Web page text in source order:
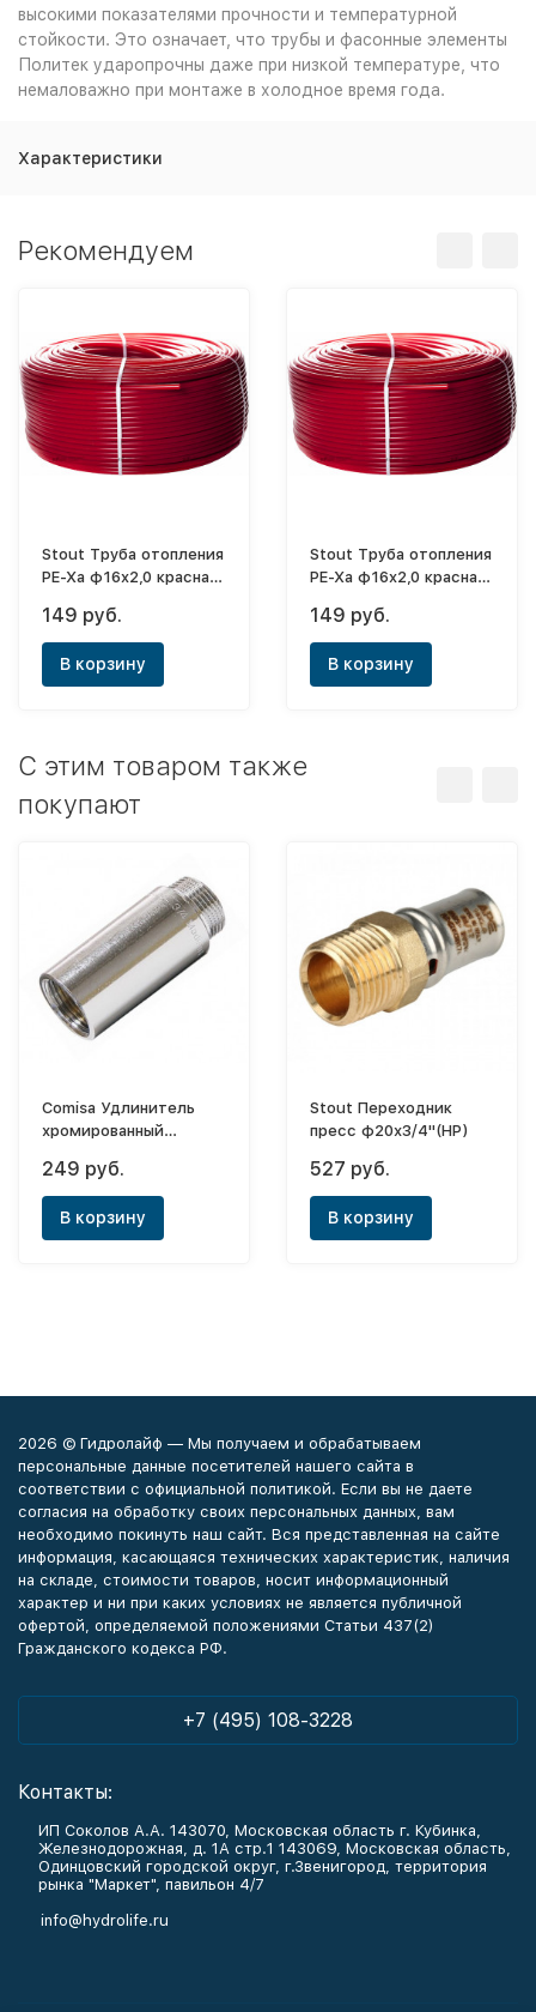
высокими показателями прочности и температурной
стойкости. Это означает, что трубы и фасонные элементы
Политек ударопрочны даже при низкой температуре, что
немаловажно при монтаже в холодное время года.
Характеристики
Рекомендуем
Stout Труба отопления
РЕ-Ха ф16x2,0 красная
149 руб.
В корзину
Stout Труба отопления
РЕ-Ха ф16x2,0 красная
149 руб.
В корзину
C этим товаром также
покупают
Comisa Удлинитель
хромированный
249 руб.
В корзину
Stout Переходник
пресс ф20х3/4"(НР)
527 руб.
В корзину
2026 © Гидролайф — Мы получаем и обрабатываем
персональные данные посетителей нашего сайта в
соответствии с официальной политикой. Если вы не даете
согласия на обработку своих персональных данных, вам
необходимо покинуть наш сайт. Вся представленная на сайте
информация, касающаяся технических характеристик, наличия
на складе, стоимости товаров, носит информационный
характер и ни при каких условиях не является публичной
офертой, определяемой положениями Статьи 437(2)
Гражданского кодекса РФ.
+7 (495) 108-3228
Контакты:
ИП Соколов А.А. 143070, Московская область г. Кубинка,
Железнодорожная, д. 1А стр.1 143069, Московская область,
Одинцовский городской округ, г.Звенигород, территория
рынка "Маркет", павильон 4/7
info@hydrolife.ru